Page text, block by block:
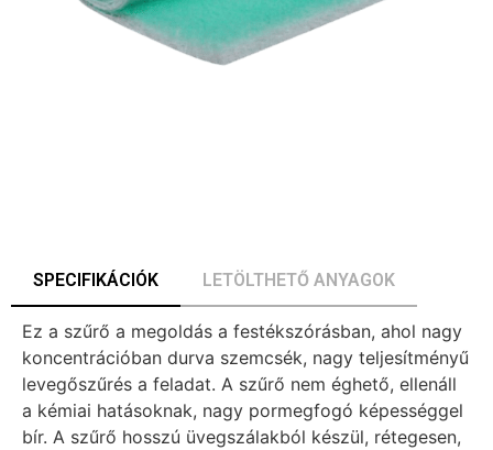
SPECIFIKÁCIÓK LETÖLTHETŐ ANYAGOK
Ez a szűrő a megoldás a festékszórásban, ahol nagy
koncentrációban durva szemcsék, nagy teljesítményű
levegőszűrés a feladat. A szűrő nem éghető, ellenáll
a kémiai hatásoknak, nagy pormegfogó képességgel
bír. A szűrő hosszú üvegszálakból készül, rétegesen,